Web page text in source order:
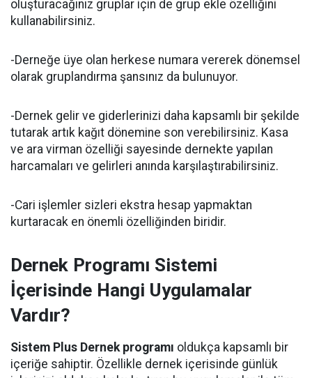
oluşturacağınız gruplar için de grup ekle özelliğini
kullanabilirsiniz.
-Derneğe üye olan herkese numara vererek dönemsel
olarak gruplandırma şansınız da bulunuyor.
-Dernek gelir ve giderlerinizi daha kapsamlı bir şekilde
tutarak artık kağıt dönemine son verebilirsiniz. Kasa
ve ara virman özelliği sayesinde dernekte yapılan
harcamaları ve gelirleri anında karşılaştırabilirsiniz.
-Cari işlemler sizleri ekstra hesap yapmaktan
kurtaracak en önemli özelliğinden biridir.
Dernek Programı Sistemi
İçerisinde Hangi Uygulamalar
Vardır?
Sistem Plus Dernek programı oldukça kapsamlı bir
içeriğe sahiptir. Özellikle dernek içerisinde günlük